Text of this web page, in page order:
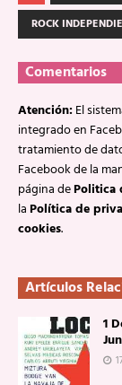
ROCK
Comentarios
Atención:El
integrado en
tratamiento de
Facebook de la
página dePolitica
laPolítica de
cookies.
Artículos
1